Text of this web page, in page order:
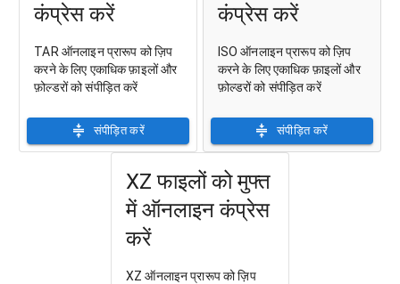
कंप्रेस करें
TAR ऑनलाइन प्रारूप को ज़िप
करने के लिए एकाधिक फ़ाइलों और
फ़ोल्डरों को संपीड़ित करें
संपीड़ित करें
कंप्रेस करें
ISO ऑनलाइन प्रारूप को ज़िप
करने के लिए एकाधिक फ़ाइलों और
फ़ोल्डरों को संपीड़ित करें
संपीड़ित करें
XZ फाइलों को मुफ्त
में ऑनलाइन कंप्रेस
करें
XZ ऑनलाइन प्रारूप को ज़िप